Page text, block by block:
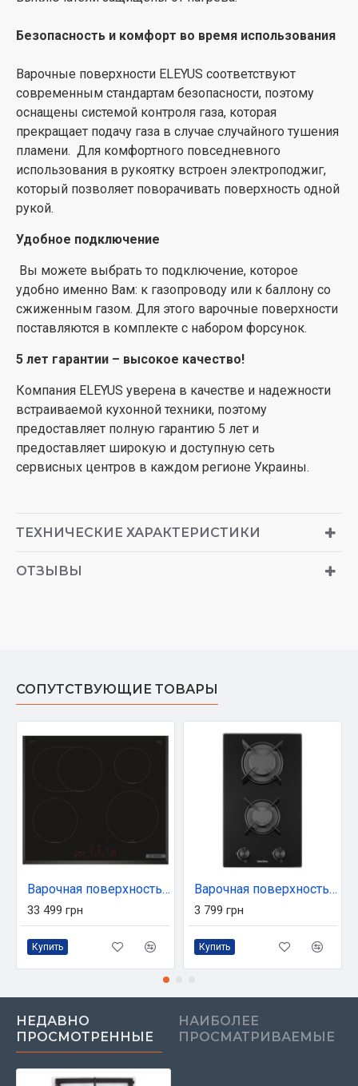
Безопасность и комфорт во время использования
Варочные поверхности ELEYUS соответствуют
современным стандартам безопасности, поэтому
оснащены системой контроля газа, которая
прекращает подачу газа в случае случайного тушения
пламени. Для комфортного повседневного
использования в рукоятку встроен электроподжиг,
который позволяет поворачивать поверхность одной
рукой.
Удобное подключение
Вы можете выбрать то подключение, которое
удобно именно Вам: к газопроводу или к баллону со
сжиженным газом. Для этого варочные поверхности
поставляются в комплекте с набором форсунок.
5 лет гарантии – высокое качество!
Компания ELEYUS уверена в качестве и надежности
встраиваемой кухонной техники, поэтому
предоставляет полную гарантию 5 лет и
предоставляет широкую и доступную сеть
сервисных центров в каждом регионе Украины.
ТЕХНИЧЕСКИЕ ХАРАКТЕРИСТИКИ
ОТЗЫВЫ
СОПУТСТВУЮЩИЕ ТОВАРЫ
Варочная поверхность Bosch PIF651HC1E
33 499 грн
Купить
Варочная поверхность Interline HGG 330 MCK BA
3 799 грн
Купить
НЕДАВНО
ПРОСМОТРЕННЫЕ
НАИБОЛЕЕ
ПРОСМАТРИВАЕМЫЕ